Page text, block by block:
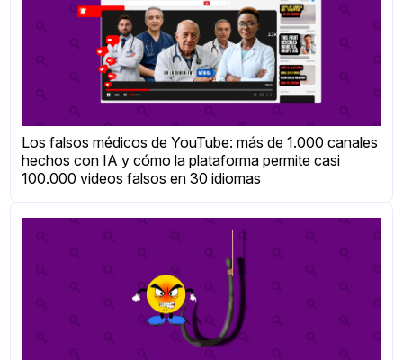
Los falsos médicos de YouTube: más de 1.000 canales
hechos con IA y cómo la plataforma permite casi
100.000 videos falsos en 30 idiomas